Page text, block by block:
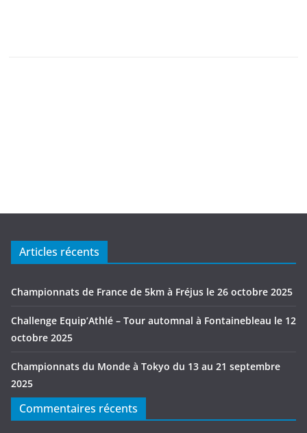
Articles récents
Championnats de France de 5km à Fréjus le 26 octobre 2025
Challenge Equip’Athlé – Tour automnal à Fontainebleau le 12
octobre 2025
Championnats du Monde à Tokyo du 13 au 21 septembre
2025
Commentaires récents